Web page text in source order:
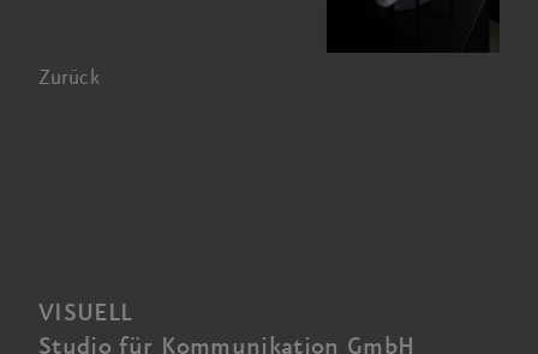
Zurück
VISUELL
Studio für Kommunikation GmbH